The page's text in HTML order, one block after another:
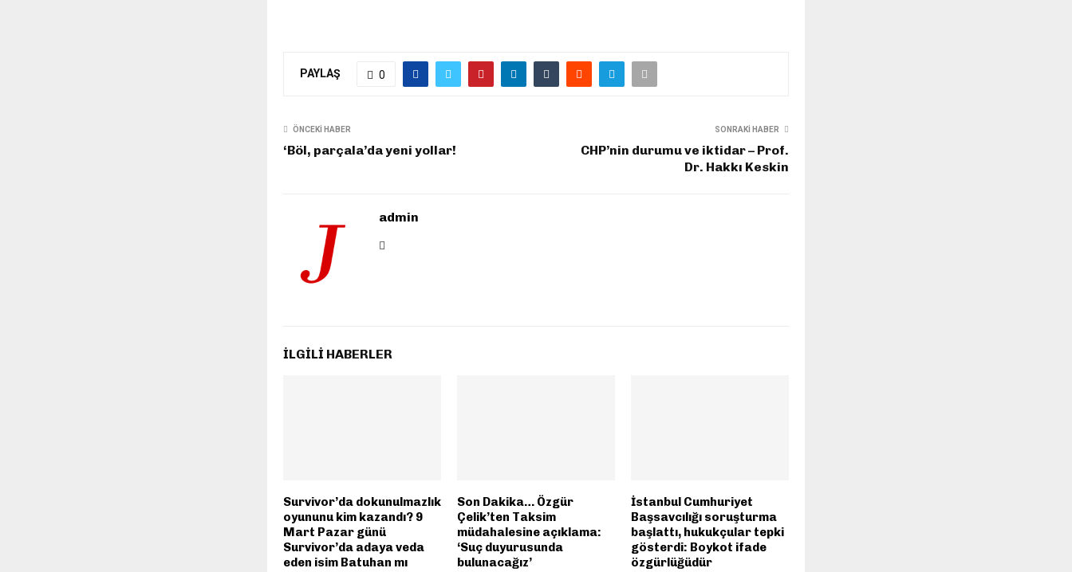
PAYLAŞ 0
ÖNCEKI HABER
‘Böl, parçala’da yeni yollar!
SONRAKI HABER
CHP’nin durumu ve iktidar – Prof.
Dr. Hakkı Keskin
admin
İLGILI HABERLER
Survivor’da dokunulmazlık
oyununu kim kazandı? 9
Mart Pazar günü
Survivor’da adaya veda
eden isim Batuhan mı
Son Dakika… Özgür
Çelik’ten Taksim
müdahalesine açıklama:
‘Suç duyurusunda
bulunacağız’
İstanbul Cumhuriyet
Başsavcılığı soruşturma
başlattı, hukukçular tepki
gösterdi: Boykot ifade
özgürlüğüdür